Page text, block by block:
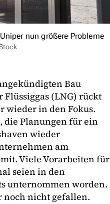
nun größere Probleme
Bau
(LNG) rückt
wieder in den Fokus.
Planungen für ein
wieder
am
Viele Vorarbeiten für
seien in den
unternommen worden.
noch nicht gefallen.